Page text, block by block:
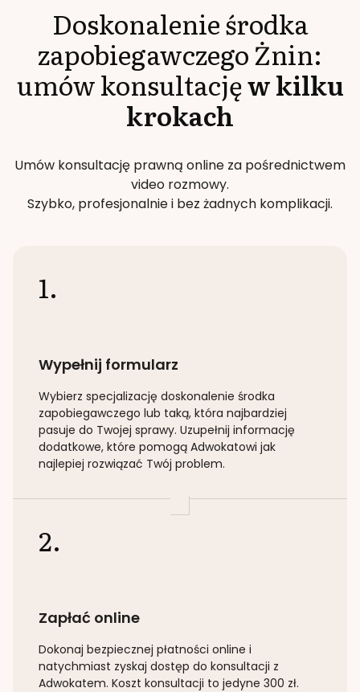
Doskonalenie środka
zapobiegawczegoŻnin:
umów konsultacjęw kilku
krokach
Umów konsultację prawną online za pośrednictwem
video rozmowy.
Szybko, profesjonalnie i bez żadnych komplikacji.
1.
Wypełnij formularz
Wybierz specjalizację doskonalenie środka
zapobiegawczego lub taką, która najbardziej
pasuje do Twojej sprawy. Uzupełnij informację
dodatkowe, które pomogą Adwokatowi jak
najlepiej rozwiązać Twój problem.
2.
Zapłać online
Dokonaj bezpiecznej płatności online i
natychmiast zyskaj dostęp do konsultacji z
Adwokatem. Koszt konsultacji to jedyne 300 zł.